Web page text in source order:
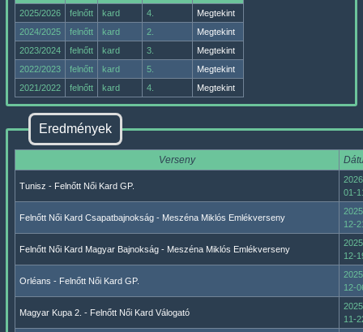
2025/2026 felnőtt kard 4.
Megtekint
2024/2025
felnőtt kard 2.
Megtekint
2023/2024
felnőtt kard 3.
Megtekint
2022/2023
felnőtt kard 5.
Megtekint
2021/2022
felnőtt kard 4. Megtekint
Eredmények
Verseny
Tunisz - Felnőtt Női Kard GP.
01-
Felnőtt Női Kard Csapatbajnokság - Meszéna Miklós Emlékverseny
12-
Felnőtt Női Kard Magyar Bajnokság - Meszéna Miklós Emlékverseny
12-
Orléans - Felnőtt Női Kard GP.
12-
Magyar Kupa 2. - Felnőtt Női Kard Válogató
11-